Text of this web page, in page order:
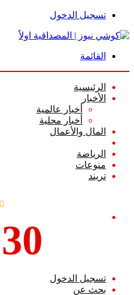
تسجيل الدخول
القائمة
الرئيسية
الأخبار
أخبار عالمية
أخبار محلية
المال والأعمال
الرياضة
منوعات
تريند
30
تسجيل الدخول
بحث عن